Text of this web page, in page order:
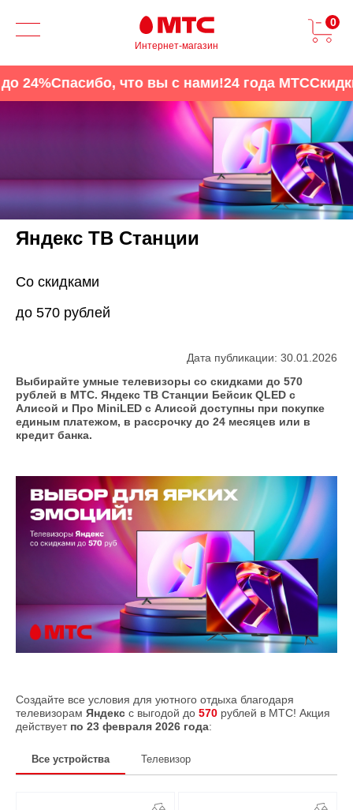
Интернет-магазин
0
24%Спасибо, что вы с нами!24 года МТССкидки
Яндекс ТВ Станции
Со скидками
до 570 рублей
Дата публикации: 30.01.2026
Выбирайте умные телевизоры со скидками до 570
рублей в МТС. Яндекс ТВ Станции Бейсик QLED с
Алисой и Про MiniLED с Алисой доступны при покупке
единым платежом, в рассрочку до 24 месяцев или в
кредит банка.
Создайте все условия для уютного отдыха благодаря
телевизорам Яндекс с выгодой до 570 рублей в МТС! Акция
действует по 23 февраля 2026 года:
Все устройства Телевизор